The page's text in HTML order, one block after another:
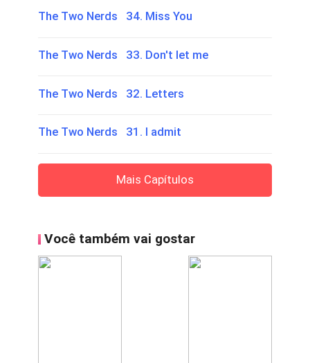
The Two Nerds 34. Miss You
The Two Nerds 33. Don't let me
The Two Nerds 32. Letters
The Two Nerds 31. I admit
Mais Capítulos
Você também vai gostar